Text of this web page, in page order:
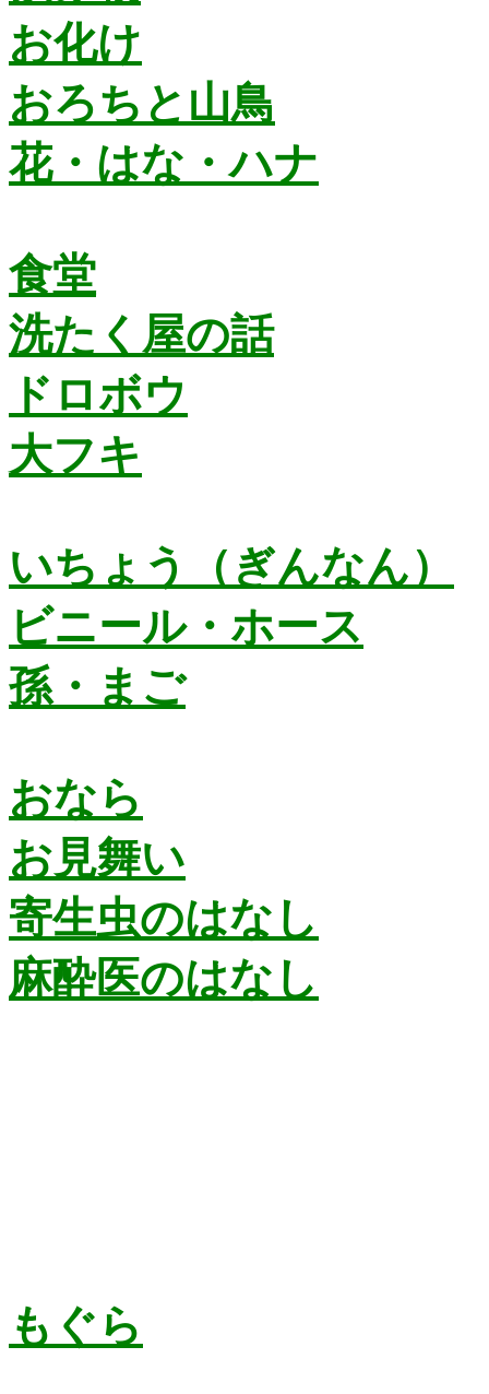
お化け
おろちと山鳥
花・はな・ハナ
食堂
洗たく屋の話
ドロボウ
大フキ
いちょう（ぎんなん）
ビニール・ホース
孫・まご
おなら
お見舞い
寄生虫のはなし
麻酔医のはなし
もぐら